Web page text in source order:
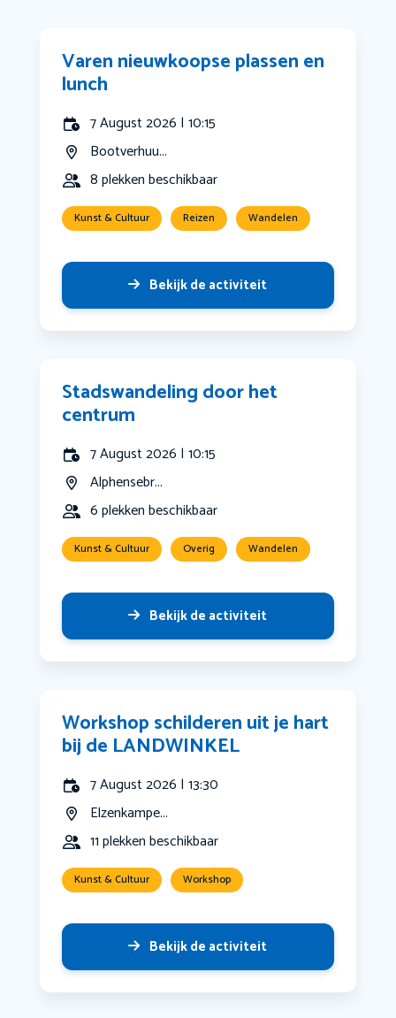
Varen nieuwkoopse plassen en
lunch
7 August 2026 | 10:15
Bootverhuu...
8 plekken beschikbaar
Kunst & Cultuur Reizen Wandelen
Bekijk de activiteit
Stadswandeling door het
centrum
7 August 2026 | 10:15
Alphensebr...
6 plekken beschikbaar
Kunst & Cultuur Overig Wandelen
Bekijk de activiteit
Workshop schilderen uit je hart
bij de LANDWINKEL
7 August 2026 | 13:30
Elzenkampe...
11 plekken beschikbaar
Kunst & Cultuur Workshop
Bekijk de activiteit